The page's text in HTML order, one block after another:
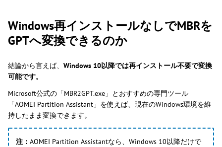
Windows再インストールなしでMBRを
GPTへ変換できるのか
結論から言えば、 Windows 10以降では再インストール不要で変換
可能です。
Microsoft公式の「MBR2GPT.exe」とおすすめの専門ツール
「AOMEI Partition Assistant」を使えば、現在のWindows環境を維
持したまま変換できます。
注： AOMEI Partition Assistantなら、Windows 10以降だけで